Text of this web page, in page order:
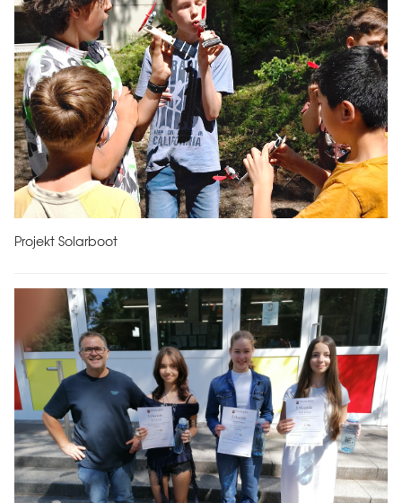
Projekt Solarboot